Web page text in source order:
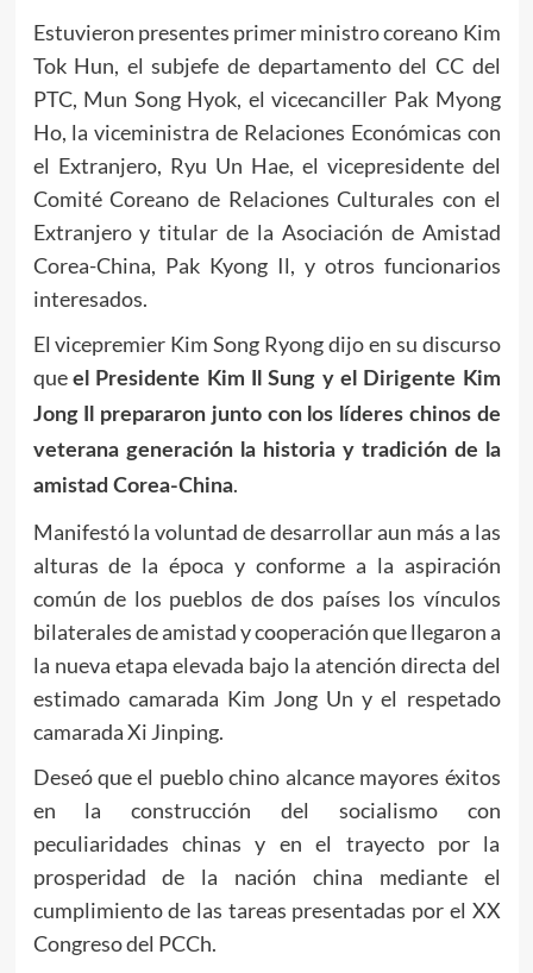
Estuvieron presentes primer ministro coreano Kim
Tok Hun, el subjefe de departamento del CC del
PTC, Mun Song Hyok, el vicecanciller Pak Myong
Ho, la viceministra de Relaciones Económicas con
el Extranjero, Ryu Un Hae, el vicepresidente del
Comité Coreano de Relaciones Culturales con el
Extranjero y titular de la Asociación de Amistad
Corea-China, Pak Kyong Il, y otros funcionarios
interesados.
El vicepremier Kim Song Ryong dijo en su discurso
que el Presidente Kim Il Sung y el Dirigente
Kim
Jong Il
prepararon junto con los líderes chinos de
veterana generación la historia y tradición de la
amistad Corea-China.
Manifestó la voluntad de desarrollar aun más a las
alturas de la época y conforme a la aspiración
común de los pueblos de dos países los vínculos
bilaterales de amistad y cooperación que llegaron a
la nueva etapa elevada bajo la atención directa del
estimado camarada Kim Jong Un y el respetado
camarada Xi Jinping.
Deseó que el pueblo chino alcance mayores éxitos
en la construcción del socialismo con
peculiaridades chinas y en el trayecto por la
prosperidad de la nación china mediante el
cumplimiento de las tareas presentadas por el XX
Congreso del PCCh.